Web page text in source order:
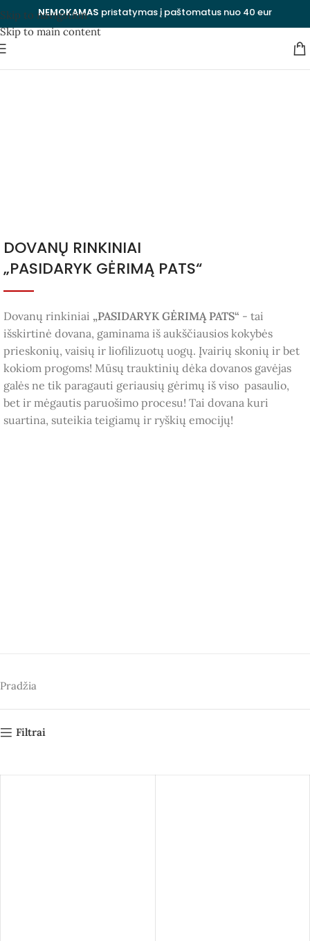
Skip to navigation
Skip to main content
NEMOKAMAS pristatymas į paštomatus nuo 40 eur
Unikalios verslo
DOVANŲ RINKINIAI
„PASIDARYK GĖRIMĄ PATS“
Dovanų rinkiniai „PASIDARYK GĖRIMĄ PATS“ - tai
išskirtinė dovana, gaminama iš aukščiausios kokybės
prieskonių, vaisių ir liofilizuotų uogų. Įvairių skonių ir bet
kokiom progoms! Mūsų trauktinių dėka dovanos gavėjas
galės ne tik paragauti geriausių gėrimų iš viso pasaulio,
bet ir mėgautis paruošimo procesu! Tai dovana kuri
suartina, suteikia teigiamų ir ryškių emocijų!
Pradžia
Filtrai